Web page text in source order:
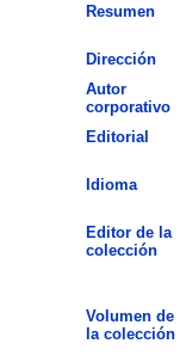
Resumen
Dirección
Autor
corporativo
Editorial
Idioma
Editor de la
colección
Volumen de
la colección